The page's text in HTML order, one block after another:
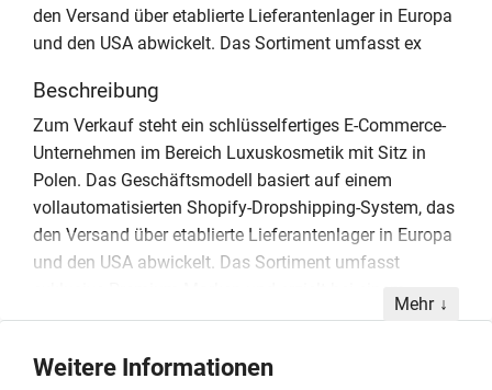
den Versand über etablierte Lieferantenlager in Europa
und den USA abwickelt. Das Sortiment umfasst ex
Beschreibung
Zum Verkauf steht ein schlüsselfertiges E-Commerce-
Unternehmen im Bereich Luxuskosmetik mit Sitz in
Polen. Das Geschäftsmodell basiert auf einem
vollautomatisierten Shopify-Dropshipping-System, das
den Versand über etablierte Lieferantenlager in Europa
und den USA abwickelt. Das Sortiment umfasst
durchschnittlichen Warenkorbwert von circa 200 Euro
wesentlicher Vorteil für den Erwerber ist der direkte
Mehr
Weitere Informationen